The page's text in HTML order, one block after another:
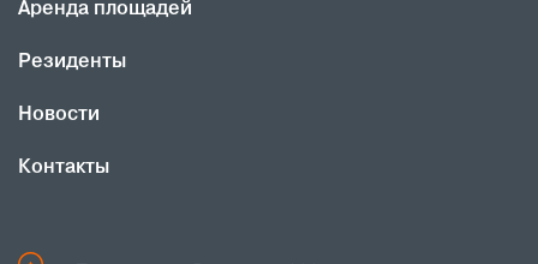
Аренда площадей
Резиденты
Новости
Контакты